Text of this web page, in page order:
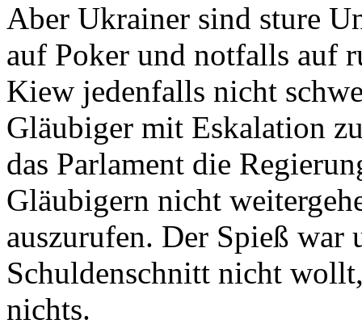
Aber Ukrainer sind sture
auf Poker und notfalls auf
Kiew jedenfalls nicht
Gläubiger mit Eskalation
das Parlament die
Gläubigern nicht
auszurufen. Der Spieß war
Schuldenschnitt nicht
nichts.